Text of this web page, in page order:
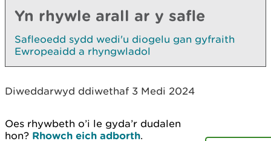
Yn rhywle arall ar y safle
Safleoedd sydd wedi'u diogelu gan gyfraith
Ewropeaidd a rhyngwladol
Diweddarwyd ddiwethaf 3 Medi 2024
Oes rhywbeth o’i le gyda’r dudalen
hon? Rhowch eich adborth.